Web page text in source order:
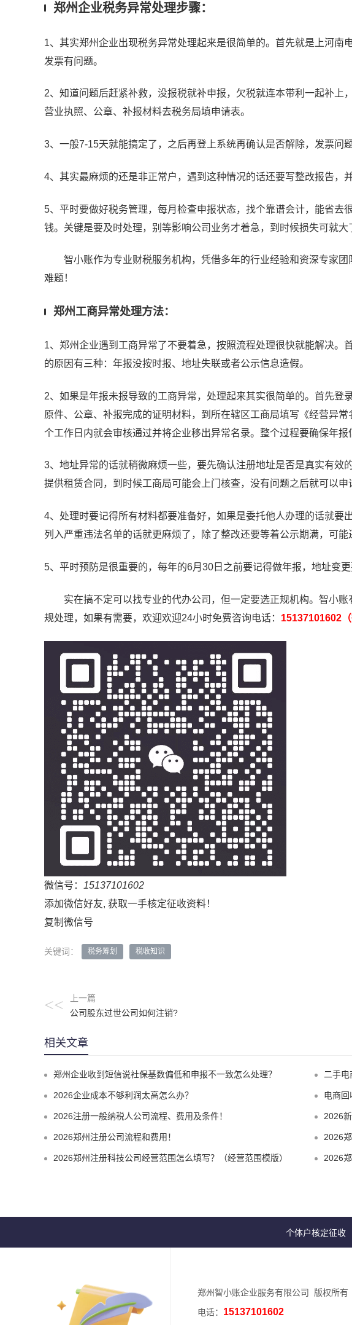
郑州企业税务异常处理步骤：
1、其实郑州企业出现税务异常处理起来是很简单的。首先就是上河
发票有问题。
2、知道问题后赶紧补救，没报税就补申报，欠税就连本带利一起补上
营业执照、公章、补报材料去税务局填申请表。
3、一般7-15天就能搞定了，之后再登上系统再确认是否解除，发票问
4、其实最麻烦的还是非正常户，遇到这种情况的话还要写整改报告，
5、平时要做好税务管理，每月检查申报状态，找个靠谱会计，能省去
钱。关键是要及时处理，别等影响公司业务才着急，到时候损失可就大
智小账作为专业财税服务机构，凭借多年的行业经验和资深专家团
难题！
郑州工商异常处理方法：
1、郑州企业遇到工商异常了不要着急，按照流程处理很快就能解决。
的原因有三种：年报没按时报、地址失联或者公示信息造假。
2、如果是年报未报导致的工商异常，处理起来其实很简单的。首先登
原件、公章、补报完成的证明材料，到所在辖区工商局填写《经营异
个工作日内就会审核通过并将企业移出异常名录。整个过程要确保年报
3、地址异常的话就稍微麻烦一些，要先确认注册地址是否是真实有效
提供租赁合同，到时候工商局可能会上门核查，没有问题之后就可以申
4、处理时要记得所有材料都要准备好，如果是委托他人办理的话就要
列入严重违法名单的话就更麻烦了，除了整改还要等着公示期满，可能
5、平时预防是很重要的，每年的6月30日之前要记得做年报，地址变
实在搞不定可以找专业的代办公司，但一定要选正规机构。智小账
规处理，如果有需要，欢迎欢迎24小时免费咨询电话： 15137101602（
微信号： 15137101602
添加微信好友, 获取一手核定征收资料！
复制微信号
关键词： 税务筹划 税收知识
<<
上一篇
公司股东过世公司如何注销?
相关文章
郑州企业收到短信说社保基数偏低和申报不一致怎么处理？ 二手电
2026企业成本不够利润太高怎么办？ 电商回
2026注册一般纳税人公司流程、费用及条件！ 2026
2026郑州注册公司流程和费用！ 2026
2026郑州注册科技公司经营范围怎么填写？（经营范围模版） 2026
个体户核定征收
郑州智小账企业服务有限公司 版权所有
电话： 15137101602